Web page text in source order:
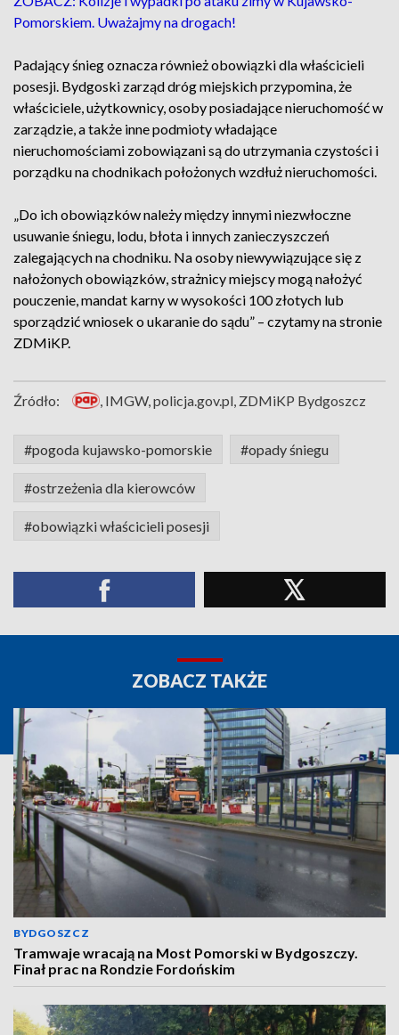
Pomorskiem. Uważajmy na drogach!
Padający śnieg oznacza również obowiązki dla właścicieli
posesji. Bydgoski zarząd dróg miejskich przypomina, że
właściciele, użytkownicy, osoby posiadające nieruchomość w
zarządzie, a także inne podmioty władające
nieruchomościami zobowiązani są do utrzymania czystości i
porządku na chodnikach położonych wzdłuż nieruchomości.
„Do ich obowiązków należy między innymi niezwłoczne
usuwanie śniegu, lodu, błota i innych zanieczyszczeń
zalegających na chodniku. Na osoby niewywiązujące się z
nałożonych obowiązków, strażnicy miejscy mogą nałożyć
pouczenie, mandat karny w wysokości 100 złotych lub
sporządzić wniosek o ukaranie do sądu” – czytamy na stronie
ZDMiKP.
Źródło: , IMGW, policja.gov.pl, ZDMiKP Bydgoszcz
#pogoda kujawsko-pomorskie #opady śniegu
#ostrzeżenia dla kierowców
#obowiązki właścicieli posesji
ZOBACZ TAKŻE
BYDGOSZCZ
Tramwaje wracają na Most Pomorski w Bydgoszczy.
Finał prac na Rondzie Fordońskim